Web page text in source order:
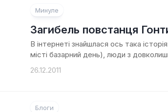
Минуле
Загибель повстанця
В інтернеті знайшлася ось така
місті базарний день), люди з
26.12.2011
Блоги